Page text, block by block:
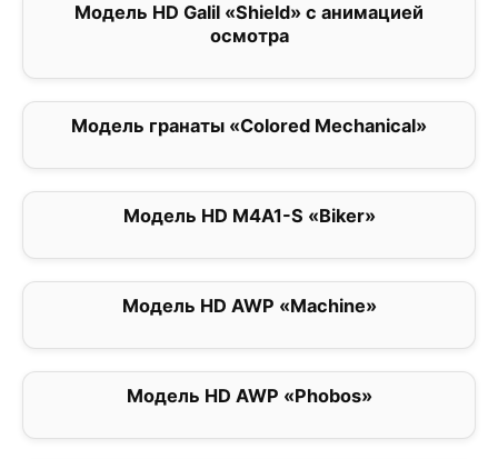
Модель HD Galil «Shield» с анимацией
осмотра
Модель гранаты «Colored Mechanical»
Модель HD M4A1-S «Biker»
Модель HD AWP «Machine»
Модель HD AWP «Phobos»